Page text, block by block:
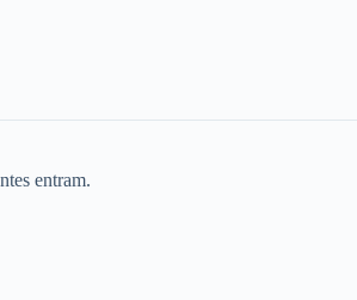
entram.